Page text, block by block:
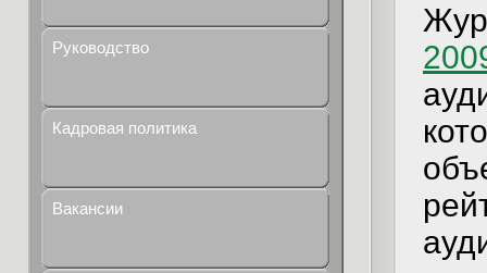
Руководство
Кадровая политика
Вакансии